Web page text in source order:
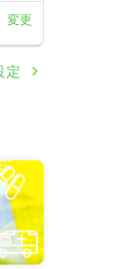
変更
定